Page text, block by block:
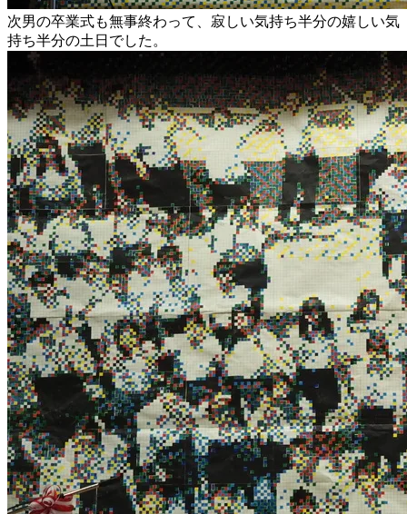
次男の卒業式も無事終わって、寂しい気持ち半分の嬉しい気
持ち半分の土日でした。